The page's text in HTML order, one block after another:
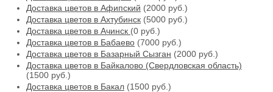
Доставка цветов в Афипский (2000 руб.)
Доставка цветов в Ахтубинск (5000 руб.)
Доставка цветов в Ачинск (0 руб.)
Доставка цветов в Бабаево (7000 руб.)
Доставка цветов в Базарный Сызган (2000 руб.)
Доставка цветов в Байкалово (Свердловская область)
(1500 руб.)
Доставка цветов в Бакал (1500 руб.)